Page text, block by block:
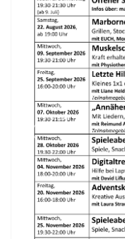
Previous